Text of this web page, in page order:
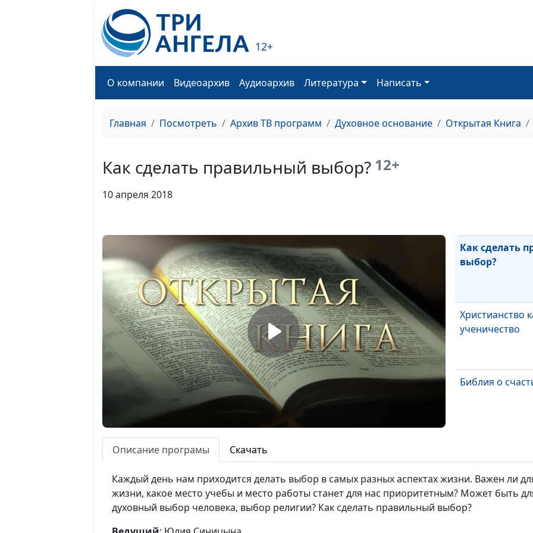
12+
О компании Видеоархив Аудиоархив Литература Написать
Главная Посмотреть Архив ТВ программ Духовное основание Открытая Книга
Как сделать правильный выбор? 12+
10 апреля 2018
Евангелие в
Как сделать
выбор?
Христианство
ученичество
Библия о
Случайность
Описание програмы Скачать
Каждый день нам приходится делать выбор в самых разных аспектах жизни. Важен ли
жизни, какое место учебы и место работы станет для нас приоритетным? Может быть
духовный выбор человека, выбор религии? Как сделать правильный выбор?